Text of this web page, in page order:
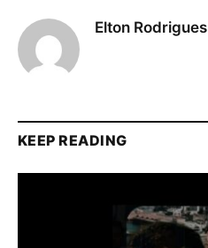
Elton Rodrigues
KEEP READING